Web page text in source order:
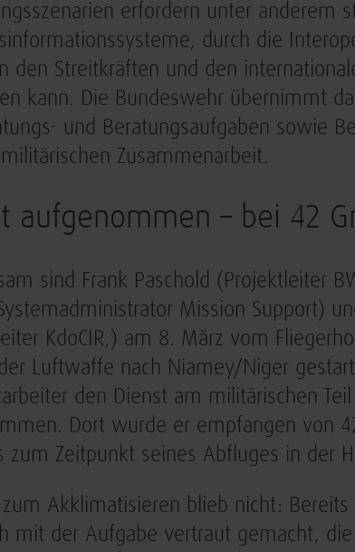
erfordern unter anderem
durch die
den Streitkräften und den
kann. Die Bundeswehr übernimmt
und Beratungsaufgaben sowie
Zusammenarbeit.
aufgenommen – bei 42
sind ​​Frank Paschold (Projektleiter
Mission Support)
KdoCIR,) am 8. März vom
Luftwaffe nach Niamey/Niger
den Dienst am militärischen
Dort wurde er empfangen von
zum Zeitpunkt seines Abfluges in der
zum Akklimatisieren blieb nicht:
mit der Aufgabe vertraut gemacht,